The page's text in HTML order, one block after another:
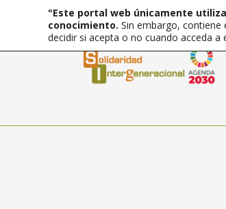
"Este portal web únicamente
conocimiento. Sin embargo, contiene
decidir si acepta o no cuando acceda a